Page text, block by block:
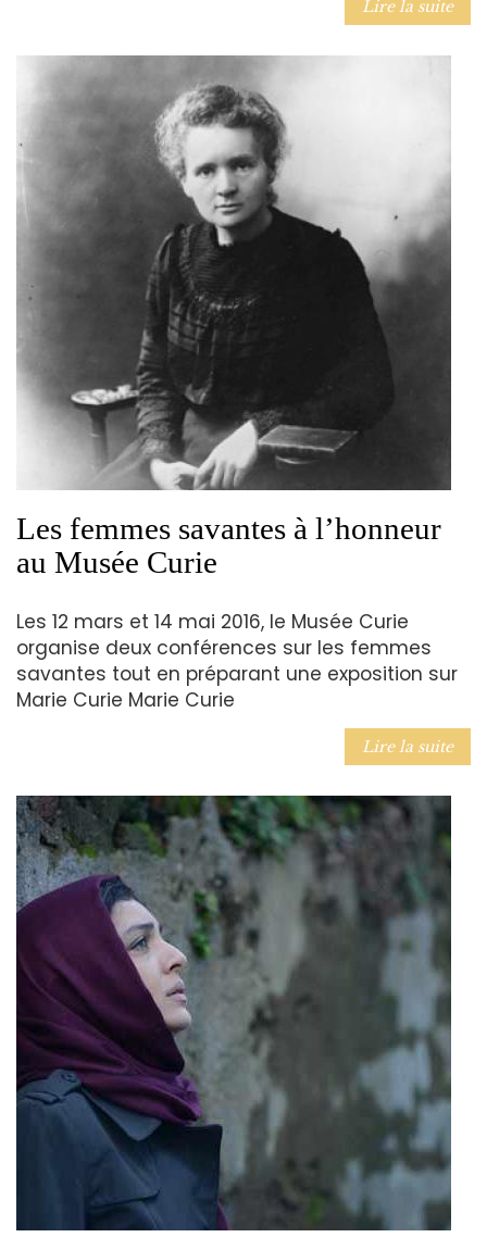
Lire la suite
Les femmes savantes à l’honneur
au Musée Curie
Les 12 mars et 14 mai 2016, le Musée Curie
organise deux conférences sur les femmes
savantes tout en préparant une exposition sur
Marie Curie Marie Curie
Lire la suite